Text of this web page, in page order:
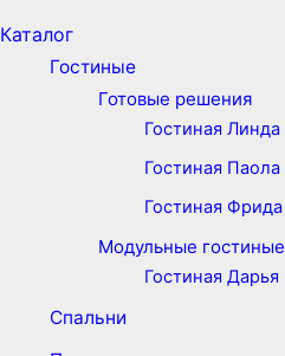
Каталог
Гостиные
Готовые решения
Гостиная Линда
Гостиная Паола
Гостиная Фрида
Модульные гостиные
Гостиная Дарья
Спальни